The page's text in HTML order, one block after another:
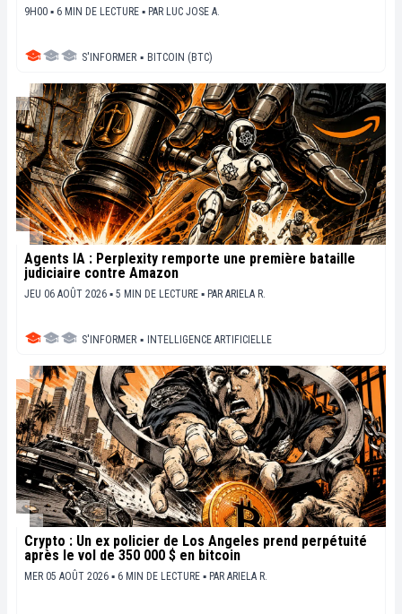
9H00 ▪ 6 MIN DE LECTURE ▪ PAR LUC JOSE A.
S'INFORMER ▪ BITCOIN (BTC)
Agents IA : Perplexity remporte une première bataille
judiciaire contre Amazon
JEU 06 AOÛT 2026 ▪ 5 MIN DE LECTURE ▪ PAR ARIELA R.
S'INFORMER ▪ INTELLIGENCE ARTIFICIELLE
Crypto : Un ex policier de Los Angeles prend perpétuité
après le vol de 350 000 $ en bitcoin
MER 05 AOÛT 2026 ▪ 6 MIN DE LECTURE ▪ PAR ARIELA R.